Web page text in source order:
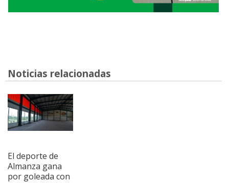
Noticias relacionadas
El deporte de
Almanza gana
por goleada con